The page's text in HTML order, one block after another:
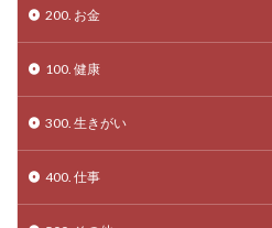
200. お金
100. 健康
300. 生きがい
400. 仕事